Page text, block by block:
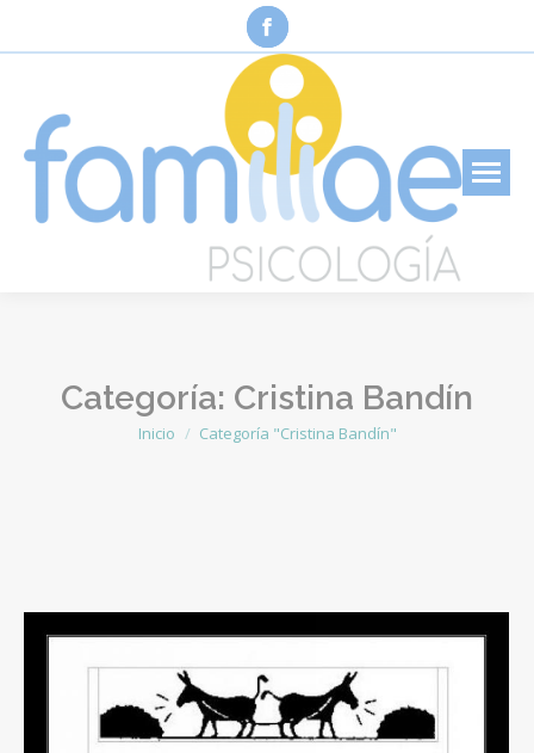
Facebook
page
opens
in
new
Categoría: Cristina Bandín
Estás aquí:
Inicio Categoría "Cristina Bandín"